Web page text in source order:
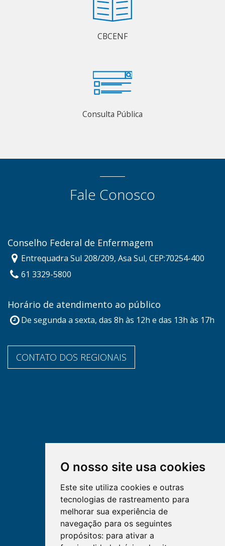
O nosso site usa cookies
Este site utiliza cookies e outras
tecnologias de rastreamento para
melhorar sua experiência de
navegação para os seguintes
propósitos: para ativar a
CBCENF
Consulta Pública
Fale Conosco
Conselho Federal de Enfermagem
Entrequadra Sul 208/209, Asa Sul, CEP:70254-400
61 3329-5800
Horário de atendimento ao público
De segunda a sexta, das 8h às 12h e das 13h às 17h
CONTATO DOS REGIONAIS